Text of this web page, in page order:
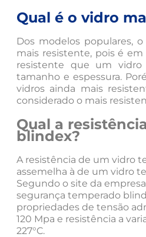
Qual é o vidro
Dos modelos populares,
mais resistente, pois é
resistente que um
tamanho e espessura.
vidros ainda mais
considerado o mais
Qual a
blindex?
A resistência de um vidro
assemelha à de um vidro
Segundo o site da
segurança temperado
propriedades de tensão
120 Mpa e resistência a
227°C.